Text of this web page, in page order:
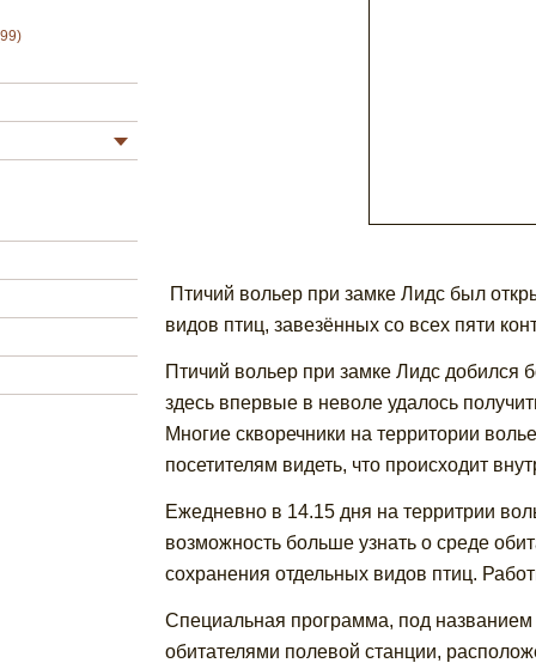
Птичий вольер при замке Лидс был
видов птиц, завезённых со всех пяти
Птичий вольер при замке Лидс добился
здесь впервые в неволе удалось
Многие скворечники на территории
посетителям видеть, что происходит
Ежедневно в 14.15 дня на территрии
возможность больше узнать о среде
сохранения отдельных видов птиц.
Специальная программа, под названием
обитателями полевой станции,